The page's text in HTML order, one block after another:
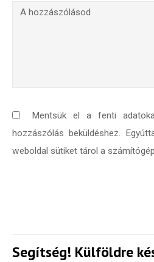
Mentsük el a fenti
hozzászólás beküldéshez.
weboldal sütiket tárol a
Segítség! Külföldre